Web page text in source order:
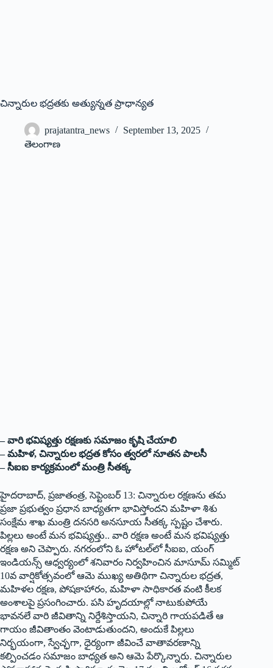
చిన్నారుల భద్రతకు అత్యున్నత ప్రాధాన్యత
prajatantra_news
September 13, 2025
తెలంగాణ
– వారి భవిష్యత్తు రక్షణకు సమాజం కృషి చేయాలి
– మహిళ, చిన్నారుల భద్రత కోసం త్వరలో నూతన పాలసీ
– సీఐఐ కార్యక్రమంలో మంత్రి సీతక్క
హైదరాబాద్‌, ప్రజాతంత్ర, సెప్టెంబర్‌ 13: చిన్నారుల రక్షణను తమ
ప్రజా ప్రభుత్వం ప్రధాన బాధ్యతగా భావిస్తోందని మహిళా శిశు
సంక్షేమ శాఖ మంత్రి దనసరి అనసూయ సీతక్క స్పష్టం చేశారు.
పిల్లలు అంటే మన భవిష్యత్తు.. వారి రక్షణ అంటే మన భవిష్యత్తు
రక్షణ అని చెప్పారు. నగరంలోని ఓ హోటల్‌లో సీఐఐ, యంగ్‌
ఇండియన్స్‌ ఆధ్వర్యంలో శనివారం నిర్వహించిన మాసూమ్‌ సమ్మిట్‌
10వ వార్షికోత్సవంలో ఆమె ముఖ్య అతిథిగా చిన్నారుల భద్రత,
మహిళల రక్షణ, పోషకాహారం, మహిళా సాధికారత వంటి కీలక
అంశాలపై ప్రసంగించారు. పసి హృదయాల్లో నాటుకుపోయే
భావనలే వారి జీవితాన్ని నిర్దేశిస్తాయని, చిన్నారి గాయపడితే ఆ
గాయం జీవితాంతం వెంటాడుతుందని, అందుకే పిల్లలు
నిర్భయంగా, స్వేచ్ఛగా, ధైర్యంగా జీవించే వాతావరణాన్ని
కల్పించడం సమాజం బాధ్యత అని ఆమె పేర్కొన్నారు. చిన్నారుల